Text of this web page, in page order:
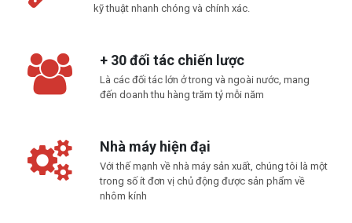
kỹ thuật nhanh chóng và chính xác.
+ 30 đối tác chiến lược
Là các đối tác lớn ở trong và ngoài nước, mang
đến doanh thu hàng trăm tỷ mỗi năm
Nhà máy hiện đại
Với thế mạnh về nhà máy sản xuất, chúng tôi là một
trong số ít đơn vị chủ động được sản phẩm về
nhôm kính